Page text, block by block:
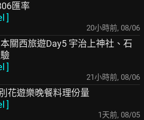
匯率
]
20小時前, 08/06
關西旅遊Day5 宇治上神社、石
]
21小時前, 08/06
花遊樂晚餐料理份量
]
1天前, 08/05